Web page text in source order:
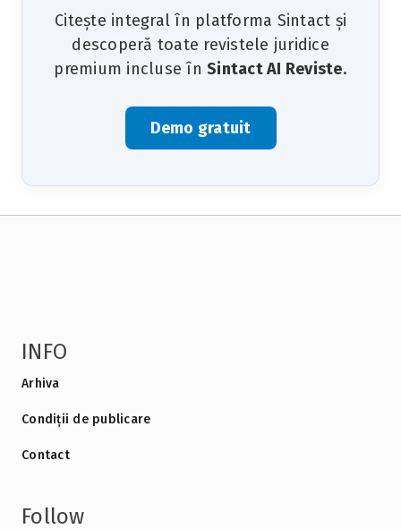
Citește integral în platforma Sintact și
descoperă toate revistele juridice
premium incluse în Sintact AI Reviste.
Demo gratuit
INFO
Arhiva
Condiții de publicare
Contact
Follow